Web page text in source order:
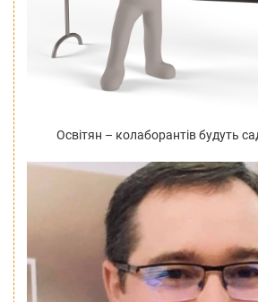
Освітян – колаборантів будуть